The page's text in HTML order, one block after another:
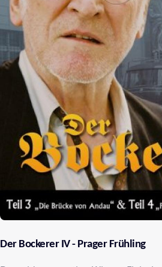
Der Bockerer IV - Prager Frühling